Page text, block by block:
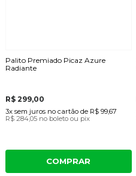
Palito Premiado Picaz Azure
Radiante
R$ 299,00
3x sem juros no cartãode R$ 99,67
R$ 284,05 no boleto ou pix
COMPRAR